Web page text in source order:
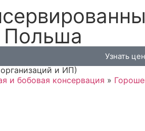
Польша
Узнать
и ИП)
и бобовая консервация »